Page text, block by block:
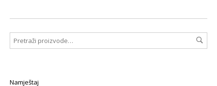
Namještaj